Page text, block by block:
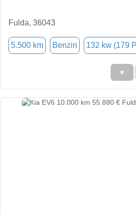
Fulda, 36043
5.500 km Benzin 132 kw (179
★